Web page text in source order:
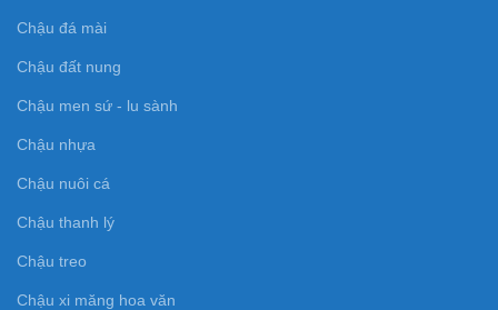
Chậu đá mài
Chậu đất nung
Chậu men sứ - lu sành
Chậu nhựa
Chậu nuôi cá
Chậu thanh lý
Chậu treo
Chậu xi măng hoa văn